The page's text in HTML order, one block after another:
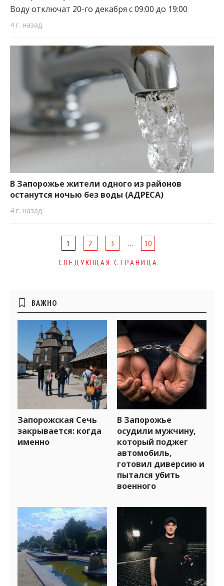
Воду отключат 20-го декабря с 09:00 до 19:00
4 г. назад
В Запорожье жители одного из районов
останутся ночью без воды (АДРЕСА)
4 г. назад
navigation
1 2 3 …
10
СЛЕДУЮЩАЯ СТРАНИЦА
Боковые
виджеты
ВАЖНО
Запорожская Сечь
закрывается: когда
именно
В Запорожье
осудили мужчину,
который поджег
автомобиль,
готовил диверсию и
пытался убить
военного